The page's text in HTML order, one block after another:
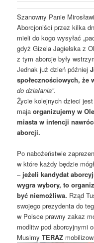
Szanowny Panie
Aborcjoniści przez kilka
mieli do kogo wysyłać
gdyż Gizela Jagielska z
z tym aborcje były
Jednak już dzień później
społecznościowych, że
do działania”.
Życie kolejnych dzieci
majaorganizujemy w
miasta w intencji
aborcji.
Po nabożeństwie
w które każdy będzie
– jeżeli kandydat
wygra wybory, to
być niemożliwa. Rząd
swojego prezydenta do
w Polsce prawny zakaz
modlitw pod aborcyjnymi
MusimyTERAZ